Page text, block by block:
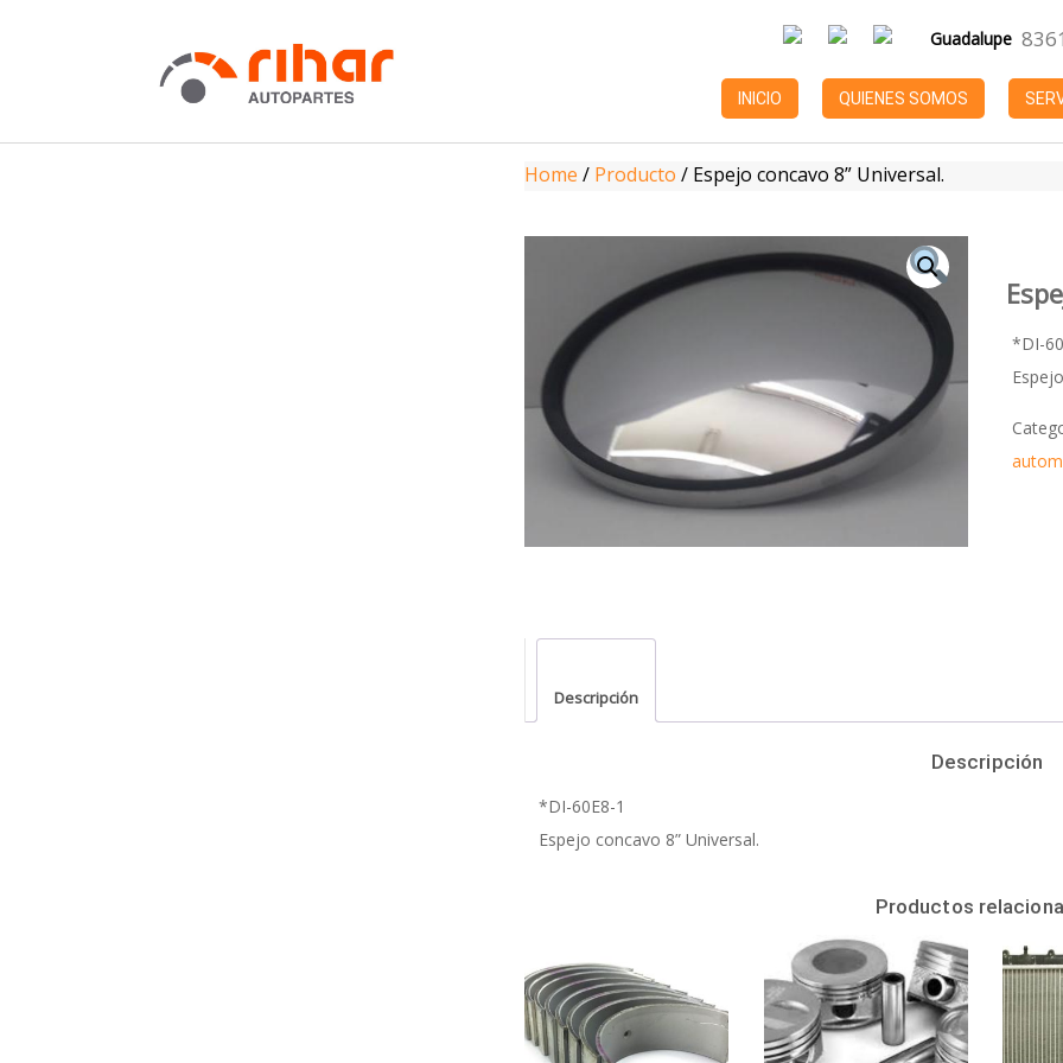
Guadalupe
INICIO QUIENES SOMOS
Home / Producto / Espejo concavo 8” Universal.
*DI-
Descripción
Descripción
*DI-60E8-1
Espejo concavo 8” Universal.
Productos